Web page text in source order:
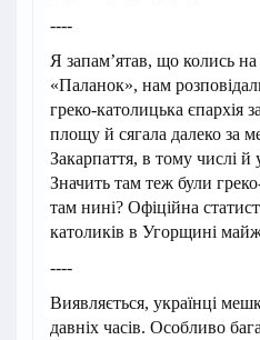
----
Я запам’ятав, що колись на
«Паланок», нам
греко-католицька єпархія
площу й сягала далеко за
Закарпаття, в тому числі й
Значить там теж були
там нині? Офіційна
католиків в Угорщині
----
Виявляється, українці
давніх часів. Особливо